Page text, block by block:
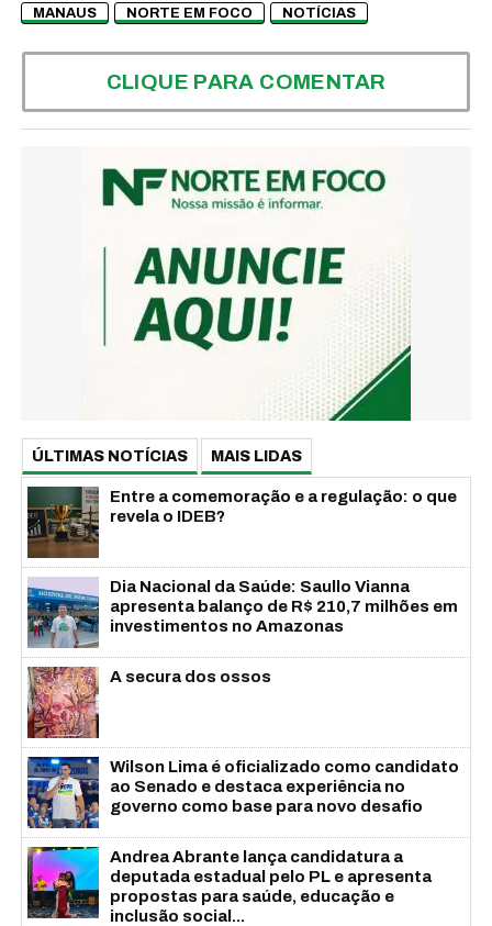
MANAUS NORTE EM FOCO NOTÍCIAS
CLIQUE PARA COMENTAR
ÚLTIMAS NOTÍCIAS MAIS LIDAS
Entre a comemoração e a regulação: o que
revela o IDEB?
Dia Nacional da Saúde: Saullo Vianna
apresenta balanço de R$ 210,7 milhões em
investimentos no Amazonas
A secura dos ossos
Wilson Lima é oficializado como candidato
ao Senado e destaca experiência no
governo como base para novo desafio
Andrea Abrante lança candidatura a
deputada estadual pelo PL e apresenta
propostas para saúde, educação e
inclusão social...